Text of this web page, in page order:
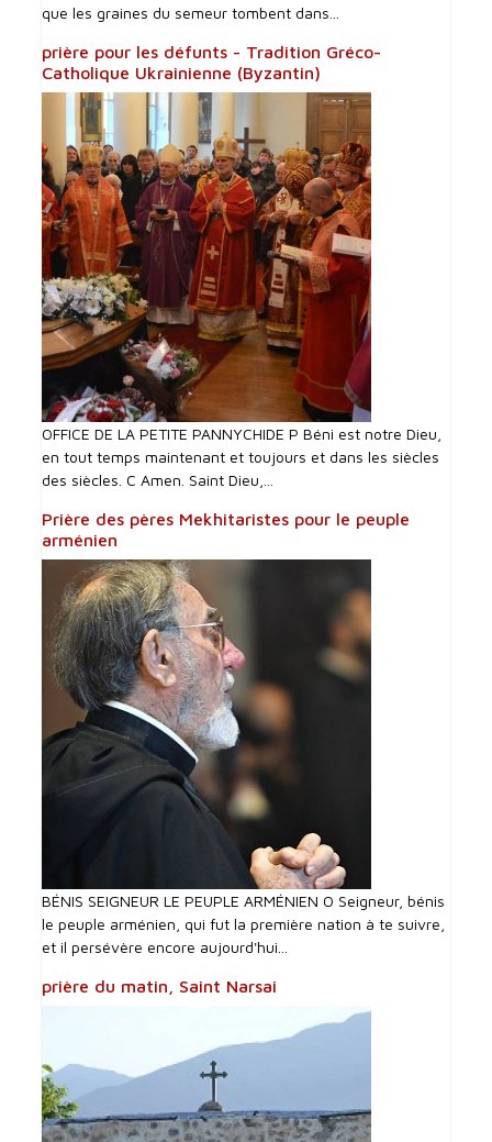
que les graines du semeur tombent dans...
prière pour les défunts - Tradition Gréco-
Catholique Ukrainienne (Byzantin)
OFFICE DE LA PETITE PANNYCHIDE P Béni est notre Dieu,
en tout temps maintenant et toujours et dans les siècles
des siècles. C Amen. Saint Dieu,...
Prière des pères Mekhitaristes pour le peuple
arménien
BÉNIS SEIGNEUR LE PEUPLE ARMÉNIEN O Seigneur, bénis
le peuple arménien, qui fut la première nation à te suivre,
et il persévère encore aujourd'hui...
prière du matin, Saint Narsai